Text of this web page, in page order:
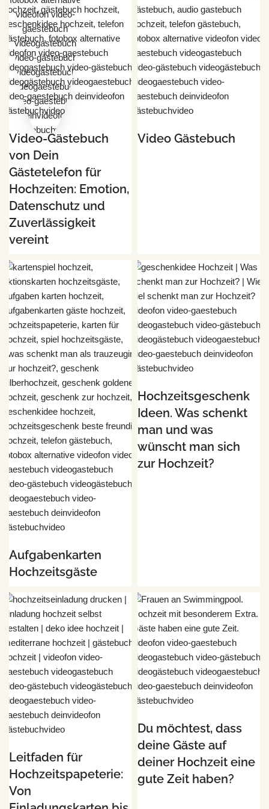
Video-Gästebuch
von Dein
Gästetelefon für
Hochzeiten: Emotion,
Datenschutz und
Zuverlässigkeit
vereint
Video Gästebuch
Aufgabenkarten
Hochzeitsgäste
Hochzeitsgeschenk
Ideen. Was schenkt
man und was
wünscht man sich
zur Hochzeit?
Leitfaden für
Hochzeitspapeterie:
Von
Du möchtest, dass
deine Gäste auf
deiner Hochzeit eine
gute Zeit haben?